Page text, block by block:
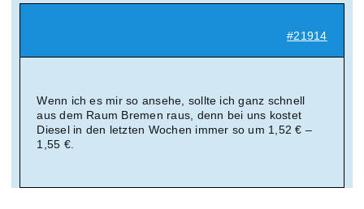
#21914
Wenn ich es mir so ansehe, sollte ich ganz schnell
aus dem Raum Bremen raus, denn bei uns kostet
Diesel in den letzten Wochen immer so um 1,52 € –
1,55 €.